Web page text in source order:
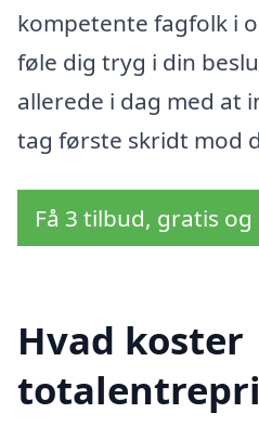
kompetente fagfolk i
føle dig tryg i din
allerede i dag med at
tag første skridt mod
Få 3 tilbud, gratis
Hvad koster